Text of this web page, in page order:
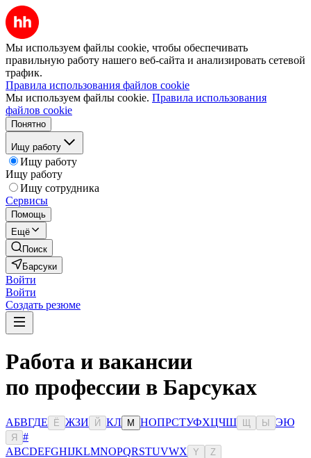
Мы используем файлы cookie, чтобы обеспечивать
правильную работу нашего веб-сайта и анализировать сетевой
трафик.
Правила использования файлов cookie
Мы используем файлы cookie. Правила использования
файлов cookie
Понятно
Ищу работу
Ищу работу
Ищу работу
Ищу сотрудника
Сервисы
Помощь
Ещё
Поиск
Барсуки
Войти
Войти
Создать резюме
Работа и вакансии
по профессии в Барсуках
АБВГДЕ Ё ЖЗИ Й КЛ М НОПРСТУФХЦЧШ Ы ЭЮ
Я
#
ABCDEFGHIJKLMNOPQRSTUVWX Y Z